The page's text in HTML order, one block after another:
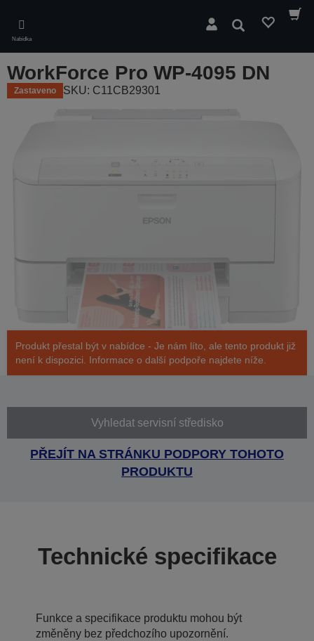
main
content
Nabídka
Hledat
WorkForce Pro WP-4095 DN
Zastaveno SKU: C11CB29301
Produkt přestal být v nabídce - Je nám líto, ale tento produkt již
není k dispozici. Informace o další podpoře najdete níže.
Vyhledat servisní středisko
PŘEJÍT NA STRÁNKU PODPORY TOHOTO
PRODUKTU
Technické specifikace
Funkce a specifikace produktu mohou být
změněny bez předchozího upozornění.